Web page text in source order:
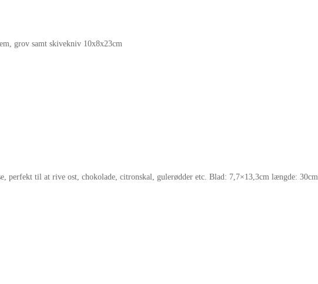
grov samt skivekniv 10x8x23cm
til at rive ost, chokolade, citronskal, gulerødder etc. Blad: 7,7×13,3cm længde: 30cm